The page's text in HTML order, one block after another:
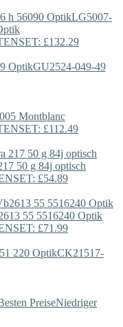
LG5007-
£132.29
GU2524-049-49
Montblanc
£112.49
50 g 84j optisch
£54.89
55 5516240 Optik
£71.99
CK21517-
PreiseNiedriger